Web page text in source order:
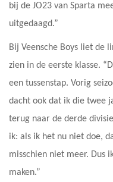
bij de JO23 van Sparta
uitgedaagd.”
Bij Veensche Boys liet de
zien in de eerste klasse.
een tussenstap. Vorig
dacht ook dat ik die twee
terug naar de derde
ik: als ik het nu niet doe,
misschien niet meer. Dus
maken.”